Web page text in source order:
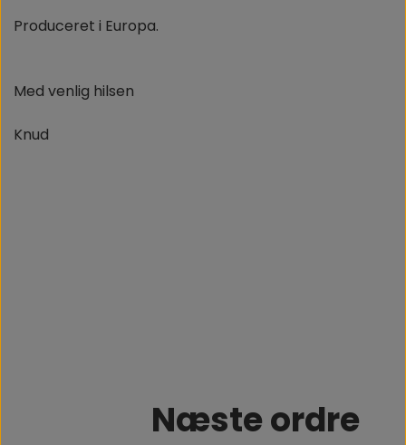
Produceret i Europa.
Med venlig hilsen
Knud
Næste ordre